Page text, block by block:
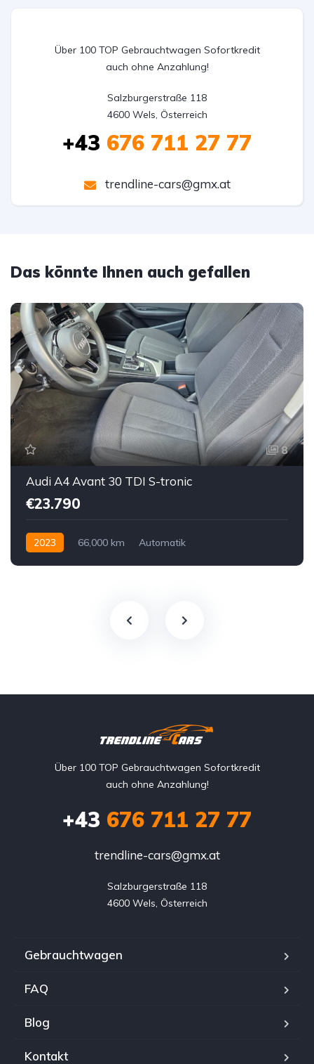
Über 100 TOP Gebrauchtwagen Sofortkredit
auch ohne Anzahlung!
Salzburgerstraße 118
4600 Wels, Österreich
+43 676 711 27 77
trendline-cars@gmx.at
Das könnte Ihnen auch gefallen
8
Audi A4 Avant 30 TDI S-tronic
€23.790
2023 66,000 km
Automatik
Über 100 TOP Gebrauchtwagen Sofortkredit
auch ohne Anzahlung!
+43 676 711 27 77
trendline-cars@gmx.at
Salzburgerstraße 118
4600 Wels, Österreich
Gebrauchtwagen
FAQ
Blog
Kontakt